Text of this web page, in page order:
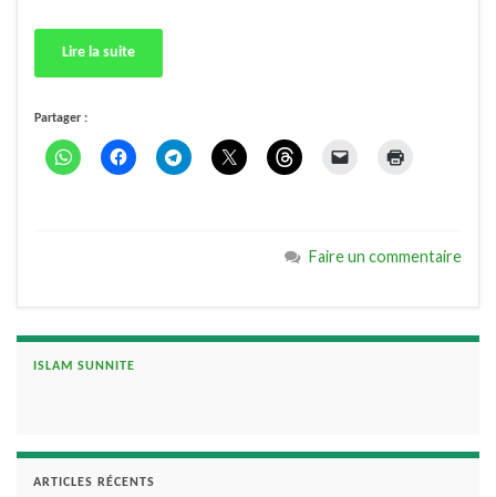
Lire la suite
Partager :
Faire un commentaire
ISLAM SUNNITE
ARTICLES RÉCENTS